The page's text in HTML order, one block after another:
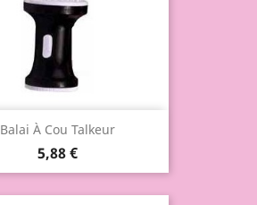
Balai À Cou Talkeur
5,88 €